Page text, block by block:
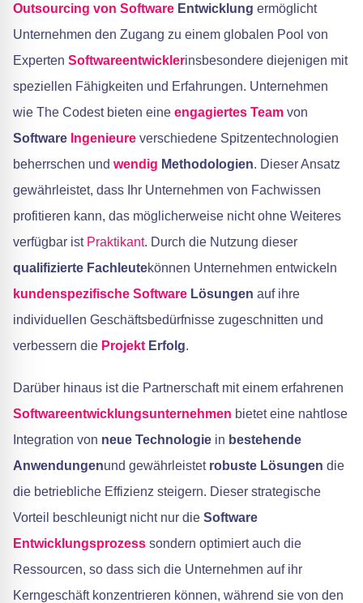
Outsourcing von Software Entwicklung ermöglicht
Unternehmen den Zugang zu einem globalen Pool von
Experten Softwareentwicklerinsbesondere diejenigen mit
speziellen Fähigkeiten und Erfahrungen. Unternehmen
wie The Codest bieten eine engagiertes Team von
Software Ingenieure verschiedene Spitzentechnologien
beherrschen und wendig Methodologien. Dieser Ansatz
gewährleistet, dass Ihr Unternehmen von Fachwissen
profitieren kann, das möglicherweise nicht ohne Weiteres
verfügbar ist Praktikant. Durch die Nutzung dieser
qualifizierte Fachleutekönnen Unternehmen entwickeln
kundenspezifische Software Lösungen auf ihre
individuellen Geschäftsbedürfnisse zugeschnitten und
verbessern die Projekt Erfolg.
Darüber hinaus ist die Partnerschaft mit einem erfahrenen
Softwareentwicklungsunternehmen bietet eine nahtlose
Integration von neue Technologie in bestehende
Anwendungenund gewährleistet robuste Lösungen die
die betriebliche Effizienz steigern. Dieser strategische
Vorteil beschleunigt nicht nur die Software
Entwicklungsprozess sondern optimiert auch die
Ressourcen, so dass sich die Unternehmen auf ihr
Kerngeschäft konzentrieren können, während sie von den